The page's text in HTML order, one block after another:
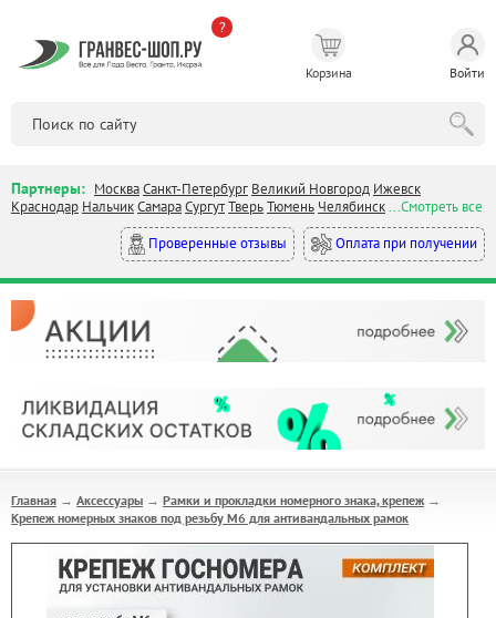
?
Корзина Войти
Партнеры: МоскваСанкт-Петербург Великий Новгород Ижевск
Краснодар НальчикСамараСургутТверьТюмень Челябинск...Смотреть все
Проверенные отзывы
Оплата при получении
Главная → Аксессуары → Рамки и прокладки номерного знака, крепеж →
Крепеж номерных знаков под резьбу М6 для антивандальных рамок